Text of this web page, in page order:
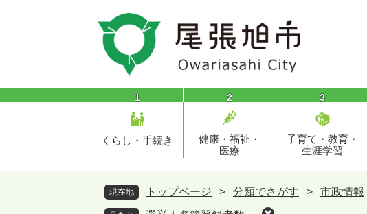
頭
飛
1
くらし・手続き
2
健康・福祉・
医療
3
子育て・教育・
生涯学習
現在地 トップページ > 分類でさがす > 市政情報